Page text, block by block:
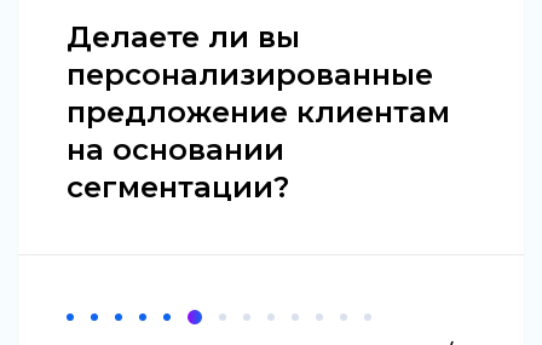
Делаете ли вы
персонализированные
предложение клиентам
на основании
сегментации?